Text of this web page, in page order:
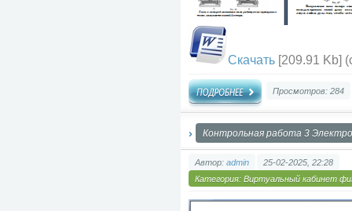
Скачать [209.91 Kb]
Просмотров: 284
Контрольная работа 3
Автор: admin
25-02-2025, 22:28
Категория: Виртуальный кабинет